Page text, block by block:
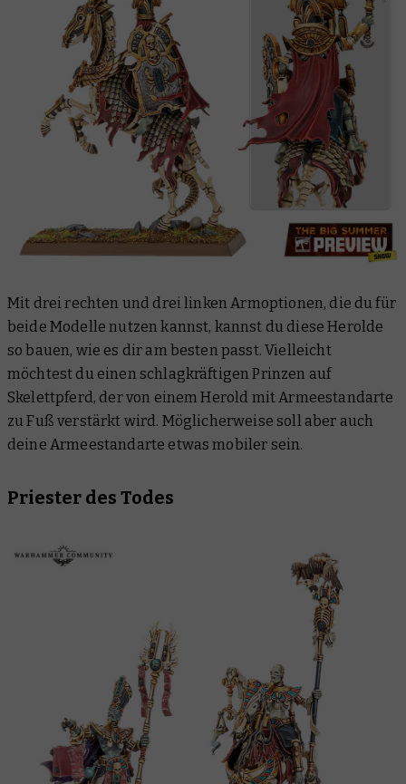
Mit drei rechten und drei linken Armoptionen, die du für
beide Modelle nutzen kannst, kannst du diese Herolde
so bauen, wie es dir am besten passt. Vielleicht
möchtest du einen schlagkräftigen Prinzen auf
Skelettpferd, der von einem Herold mit Armeestandarte
zu Fuß verstärkt wird. Möglicherweise soll aber auch
deine Armeestandarte etwas mobiler sein.
Priester des Todes